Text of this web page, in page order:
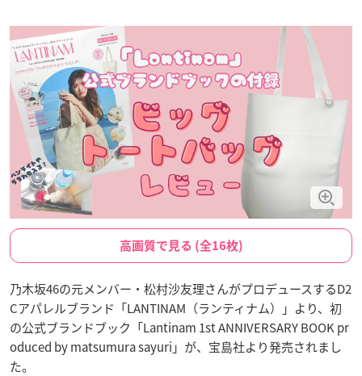
高画質で見る (全16枚)
乃木坂46の元メンバー・松村沙友理さんがプロデュースするD2
Cアパレルブランド「LANTINAM（ランティナム）」より、初
の公式ブランドブック「Lantinam 1st ANNIVERSARY BOOK pr
oduced by matsumura sayuri」が、宝島社より発売されまし
た。